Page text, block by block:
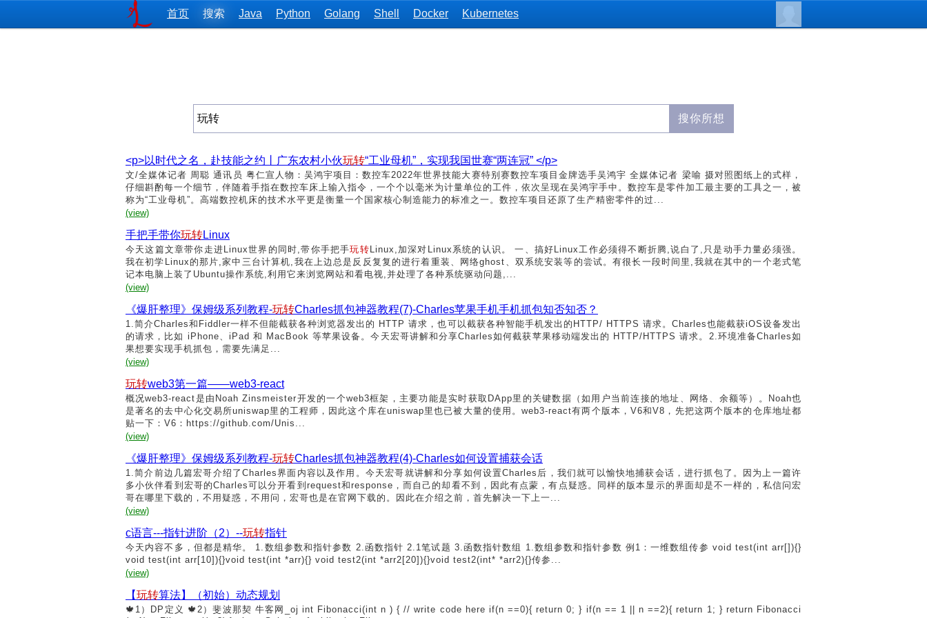
首页 搜索 Java Python Golang Shell Docker Kubernetes
<p>以时代之名，赴技能之约丨​广东农村小伙玩转“工业母机”，实现我国世赛“两连冠” </p>
文/全媒体记者 周聪 通讯员 粤仁宣人物：吴鸿宇项目：数控车2022年世界技能大赛特别赛数控车项目金牌选手吴鸿宇 全媒体记者 梁喻 摄对照图纸上的式样，
仔细斟酌每一个细节，伴随着手指在数控车床上输入指令，一个个以毫米为计量单位的工件，依次呈现在吴鸿宇手中。数控车是零件加工最主要的工具之一，被
称为“工业母机”。高端数控机床的技术水平更是衡量一个国家核心制造能力的标准之一。数控车项目还原了生产精密零件的过...
(view)
手把手带你玩转Linux
今天这篇文章带你走进Linux世界的同时,带你手把手玩转 Linux,加深对Linux系统的认识。 一、搞好Linux工作必须得不断折腾,说白了,只是动手力量必须强。
我在初学Linux的那片,家中三台计算机,我在上边总是反反复复的进行着重装、网络ghost、双系统安装等的尝试。有很长一段时间里,我就在其中的一个老式笔
记本电脑上装了Ubuntu操作系统,利用它来浏览网站和看电视,并处理了各种系统驱动问题,...
(view)
《爆肝整理》保姆级系列教程-玩转Charles抓包神器教程(7)-Charles苹果手机手机抓包知否知否？
1.简介Charles和Fiddler一样不但能截获各种浏览器发出的 HTTP 请求，也可以截获各种智能手机发出的HTTP/ HTTPS 请求。Charles也能截获iOS设备发出
的请求，比如 iPhone、iPad 和 MacBook 等苹果设备。今天宏哥讲解和分享Charles如何截获苹果移动端发出的 HTTP/HTTPS 请求。2.环境准备Charles如
果想要实现手机抓包，需要先满足...
(view)
玩转web3第一篇——web3-react
概况web3-react是由Noah Zinsmeister开发的一个web3框架，主要功能是实时获取DApp里的关键数据（如用户当前连接的地址、网络、余额等）。Noah也
是著名的去中心化交易所uniswap里的工程师，因此这个库在uniswap里也已被大量的使用。web3-react有两个版本，V6和V8，先把这两个版本的仓库地址都
贴一下：V6：https://github.com/Unis...
(view)
《爆肝整理》保姆级系列教程-玩转Charles抓包神器教程(4)-Charles如何设置捕获会话
1.简介前边几篇宏哥介绍了Charles界面内容以及作用。今天宏哥就讲解和分享如何设置Charles后，我们就可以愉快地捕获会话，进行抓包了。因为上一篇许
多小伙伴看到宏哥的Charles可以分开看到request和response，而自己的却看不到，因此有点蒙，有点疑惑。同样的版本显示的界面却是不一样的，私信问宏
哥在哪里下载的，不用疑惑，不用问，宏哥也是在官网下载的。因此在介绍之前，首先解决一下上一...
(view)
c语言---指针进阶（2）--玩转指针
今天内容不多，但都是精华。 1.数组参数和指针参数 2.函数指针 2.1笔试题 3.函数指针数组 1.数组参数和指针参数 例1：一维数组传参 void test(int arr[]){}
void test(int arr[10]){}void test(int *arr){} void test2(int *arr2[20]){}void test2(int* *arr2){}传参...
(view)
【玩转算法】（初始）动态规划
🍁1）DP定义 🍁2）斐波那契 牛客网_oj int Fibonacci(int n ) { // write code here if(n ==0){ return 0; } if(n == 1 || n ==2){ return 1; } return Fibonacci